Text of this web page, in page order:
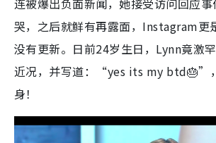
连被爆出负面新闻，她接受访问回应
哭，之后就鲜有再露面，Instagram更
没有更新。日前24岁生日，Lynn竟激
近况，并写道：“yes its my btd🎂”
身！